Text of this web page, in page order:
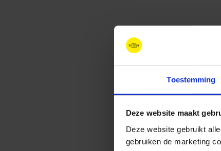
Toestemming
Deze website maakt
Deze website gebruikt
gebruiken de marketing